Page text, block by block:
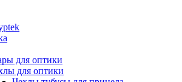
для оптики
для оптики